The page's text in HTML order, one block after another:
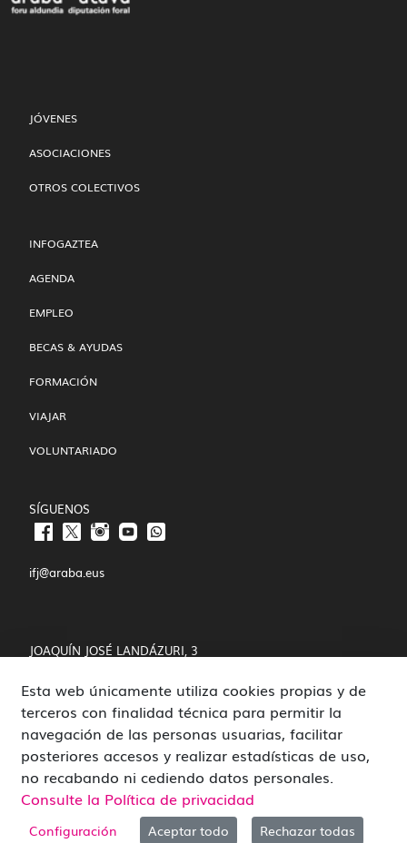
JÓVENES
ASOCIACIONES
OTROS COLECTIVOS
INFOGAZTEA
AGENDA
EMPLEO
BECAS & AYUDAS
FORMACIÓN
VIAJAR
VOLUNTARIADO
SÍGUENOS
ifj@araba.eus
JOAQUÍN JOSÉ LANDÁZURI, 3
01008 VITORIA-GASTEIZ
POLÍTICA DE COOKIES Y PRIVACIDAD
CANAL DE DENUNCIAS
Esta web únicamente utiliza cookies propias y de
terceros con finalidad técnica para permitir la
navegación de las personas usuarias, facilitar
posteriores accesos y realizar estadísticas de uso,
no recabando ni cediendo datos personales.
Consulte la Política de privacidad
Configuración Aceptar todo Rechazar todas